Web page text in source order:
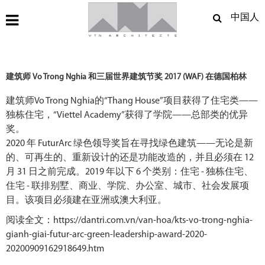
中国人
建筑师 Vo Trong Nghia 和三届世界建筑节奖 2017 (WAF) 在德国柏林
建筑师Vo Trong Nghia的“Thang House”项目获得了住宅类——
独栋住宅，“Viettel Academy”获得了学院——总部类的优异
奖。
2020 年 FuturArc 绿色领导奖旨在寻找绿色建筑——无论是新
的、可再生的、重新设计的还是功能改造的，并且必须在 12
月 31 日之前完成。2019 年以下 6 个类别：住宅 - 独栋住宅、
住宅 - 联排别墅、商业、学院、办公室、城市、社会发展项
目。该项目必须建在亚洲或澳大利亚。
阅读全文：https://dantri.com.vn/van-hoa/kts-vo-trong-nghia-
gianh-giai-futur-arc-green-leadership-award-2020-
20200909162918649.htm